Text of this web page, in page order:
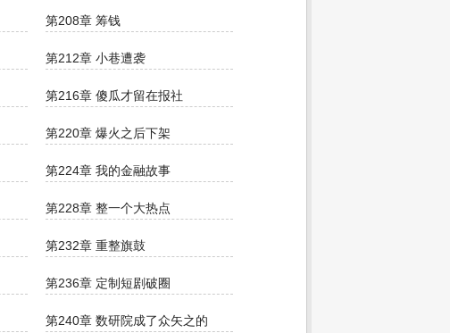
第208章 筹钱
第212章 小巷遭袭
第216章 傻瓜才留在报社
第220章 爆火之后下架
第224章 我的金融故事
第228章 整一个大热点
第232章 重整旗鼓
第236章 定制短剧破圈
第240章 数研院成了众矢之的